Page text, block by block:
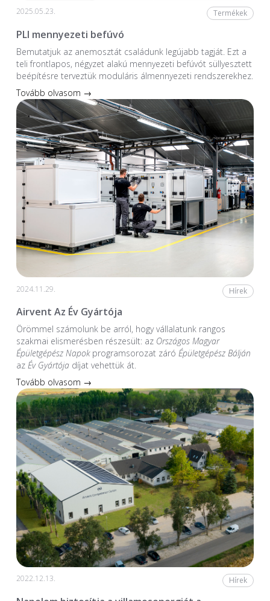
2025.05.23. Termékek
PLI mennyezeti befúvó
Bemutatjuk az anemosztát családunk legújabb tagját. Ezt a
teli frontlapos, négyzet alakú mennyezeti befúvót süllyesztett
beépítésre terveztük moduláris álmennyezeti rendszerekhez.
Tovább olvasom →
2024.11.29. Hírek
Airvent Az Év Gyártója
Örömmel számolunk be arról, hogy vállalatunk rangos
szakmai elismerésben részesült: az Országos Magyar
Épületgépész Napokprogramsorozat záró Épületgépész Bálján
az Év Gyártójadíjat vehettük át.
Tovább olvasom →
2022.12.13. Hírek